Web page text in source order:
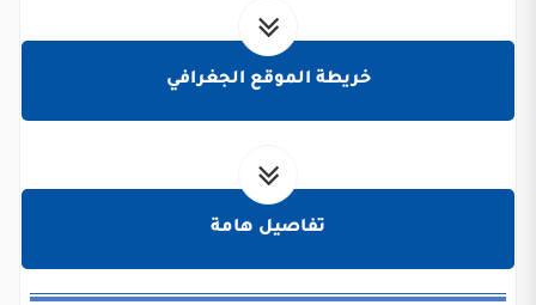
خريطة الموقع الجغرافي
تفاصيل هامة